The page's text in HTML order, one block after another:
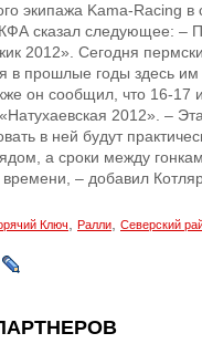
экипажа Kama-Racing в
сказал следующее: –
2012». Сегодня
в прошлые годы здесь
он сообщил, что 16-17
2012». –
в ней будут
а сроки между
времени, – добавил
Ключ Ралли Северский